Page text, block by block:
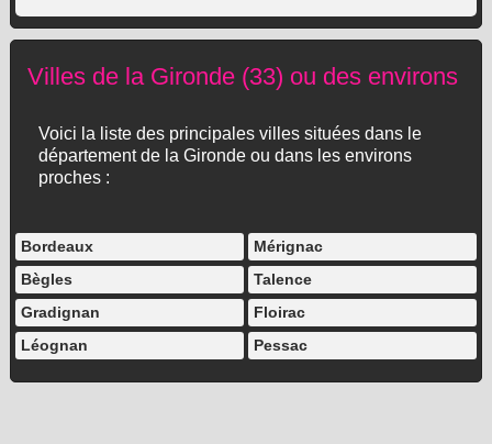
Villes de la Gironde (33) ou des environs
Voici la liste des principales villes situées dans le
département de la Gironde ou dans les environs
proches :
Bordeaux
Mérignac
Bègles
Talence
Gradignan
Floirac
Léognan
Pessac